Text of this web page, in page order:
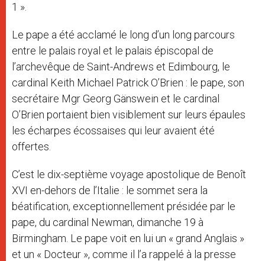
1 ».
Le pape a été acclamé le long d’un long parcours
entre le palais royal et le palais épiscopal de
l’archevêque de Saint-Andrews et Edimbourg, le
cardinal Keith Michael Patrick O’Brien : le pape, son
secrétaire Mgr Georg Gänswein et le cardinal
O’Brien portaient bien visiblement sur leurs épaules
les écharpes écossaises qui leur avaient été
offertes.
C’est le dix-septième voyage apostolique de Benoît
XVI en-dehors de l’Italie : le sommet sera la
béatification, exceptionnellement présidée par le
pape, du cardinal Newman, dimanche 19 à
Birmingham. Le pape voit en lui un « grand Anglais »
et un « Docteur », comme il l’a rappelé à la presse